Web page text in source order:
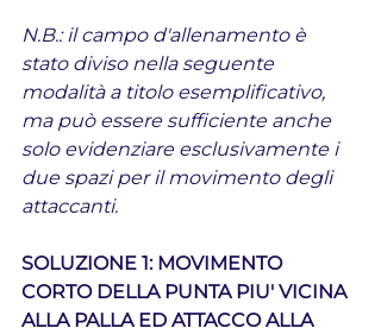
N.B.: il campo d'allenamento è
stato diviso nella seguente
modalità a titolo esemplificativo,
ma può essere sufficiente anche
solo evidenziare esclusivamente i
due spazi per il movimento degli
attaccanti.
SOLUZIONE 1: MOVIMENTO
CORTO DELLA PUNTA PIU' VICINA
ALLA PALLA ED ATTACCO ALLA